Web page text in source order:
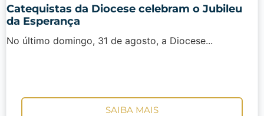
Catequistas da Diocese celebram o Jubileu
da Esperança
No último domingo, 31 de agosto, a Diocese...
SAIBA MAIS